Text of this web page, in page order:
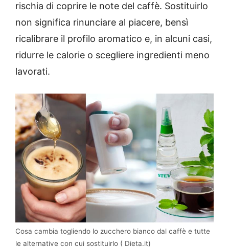
rischia di coprire le note del caffè. Sostituirlo
non significa rinunciare al piacere, bensì
ricalibrare il profilo aromatico e, in alcuni casi,
ridurre le calorie o scegliere ingredienti meno
lavorati.
Cosa cambia togliendo lo zucchero bianco dal caffè e tutte
le alternative con cui sostituirlo ( Dieta.it)